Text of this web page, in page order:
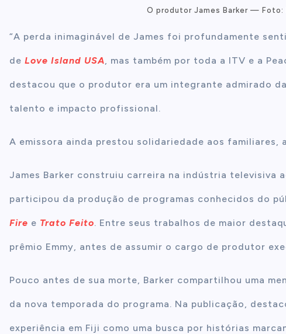
O produtor James Barker — Foto:
“A perda inimaginável de James foi profundamente
de Love Island USA, mas também por toda a ITV e a
destacou que o produtor era um integrante admirado
talento e impacto profissional.
A emissora ainda prestou solidariedade aos familiares,
James Barker construiu carreira na indústria televisiva
participou da produção de programas conhecidos do
Fire e Trato Feito. Entre seus trabalhos de maior
prêmio Emmy, antes de assumir o cargo de produtor
Pouco antes de sua morte, Barker compartilhou uma
da nova temporada do programa. Na publicação,
experiência em Fiji como uma busca por histórias